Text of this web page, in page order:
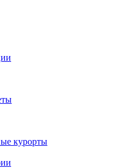
курорты